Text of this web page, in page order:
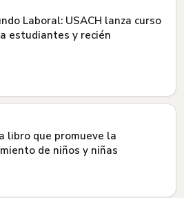
Laboral: USACH lanza curso
estudiantes y recién
libro que promueve la
de niños y niñas